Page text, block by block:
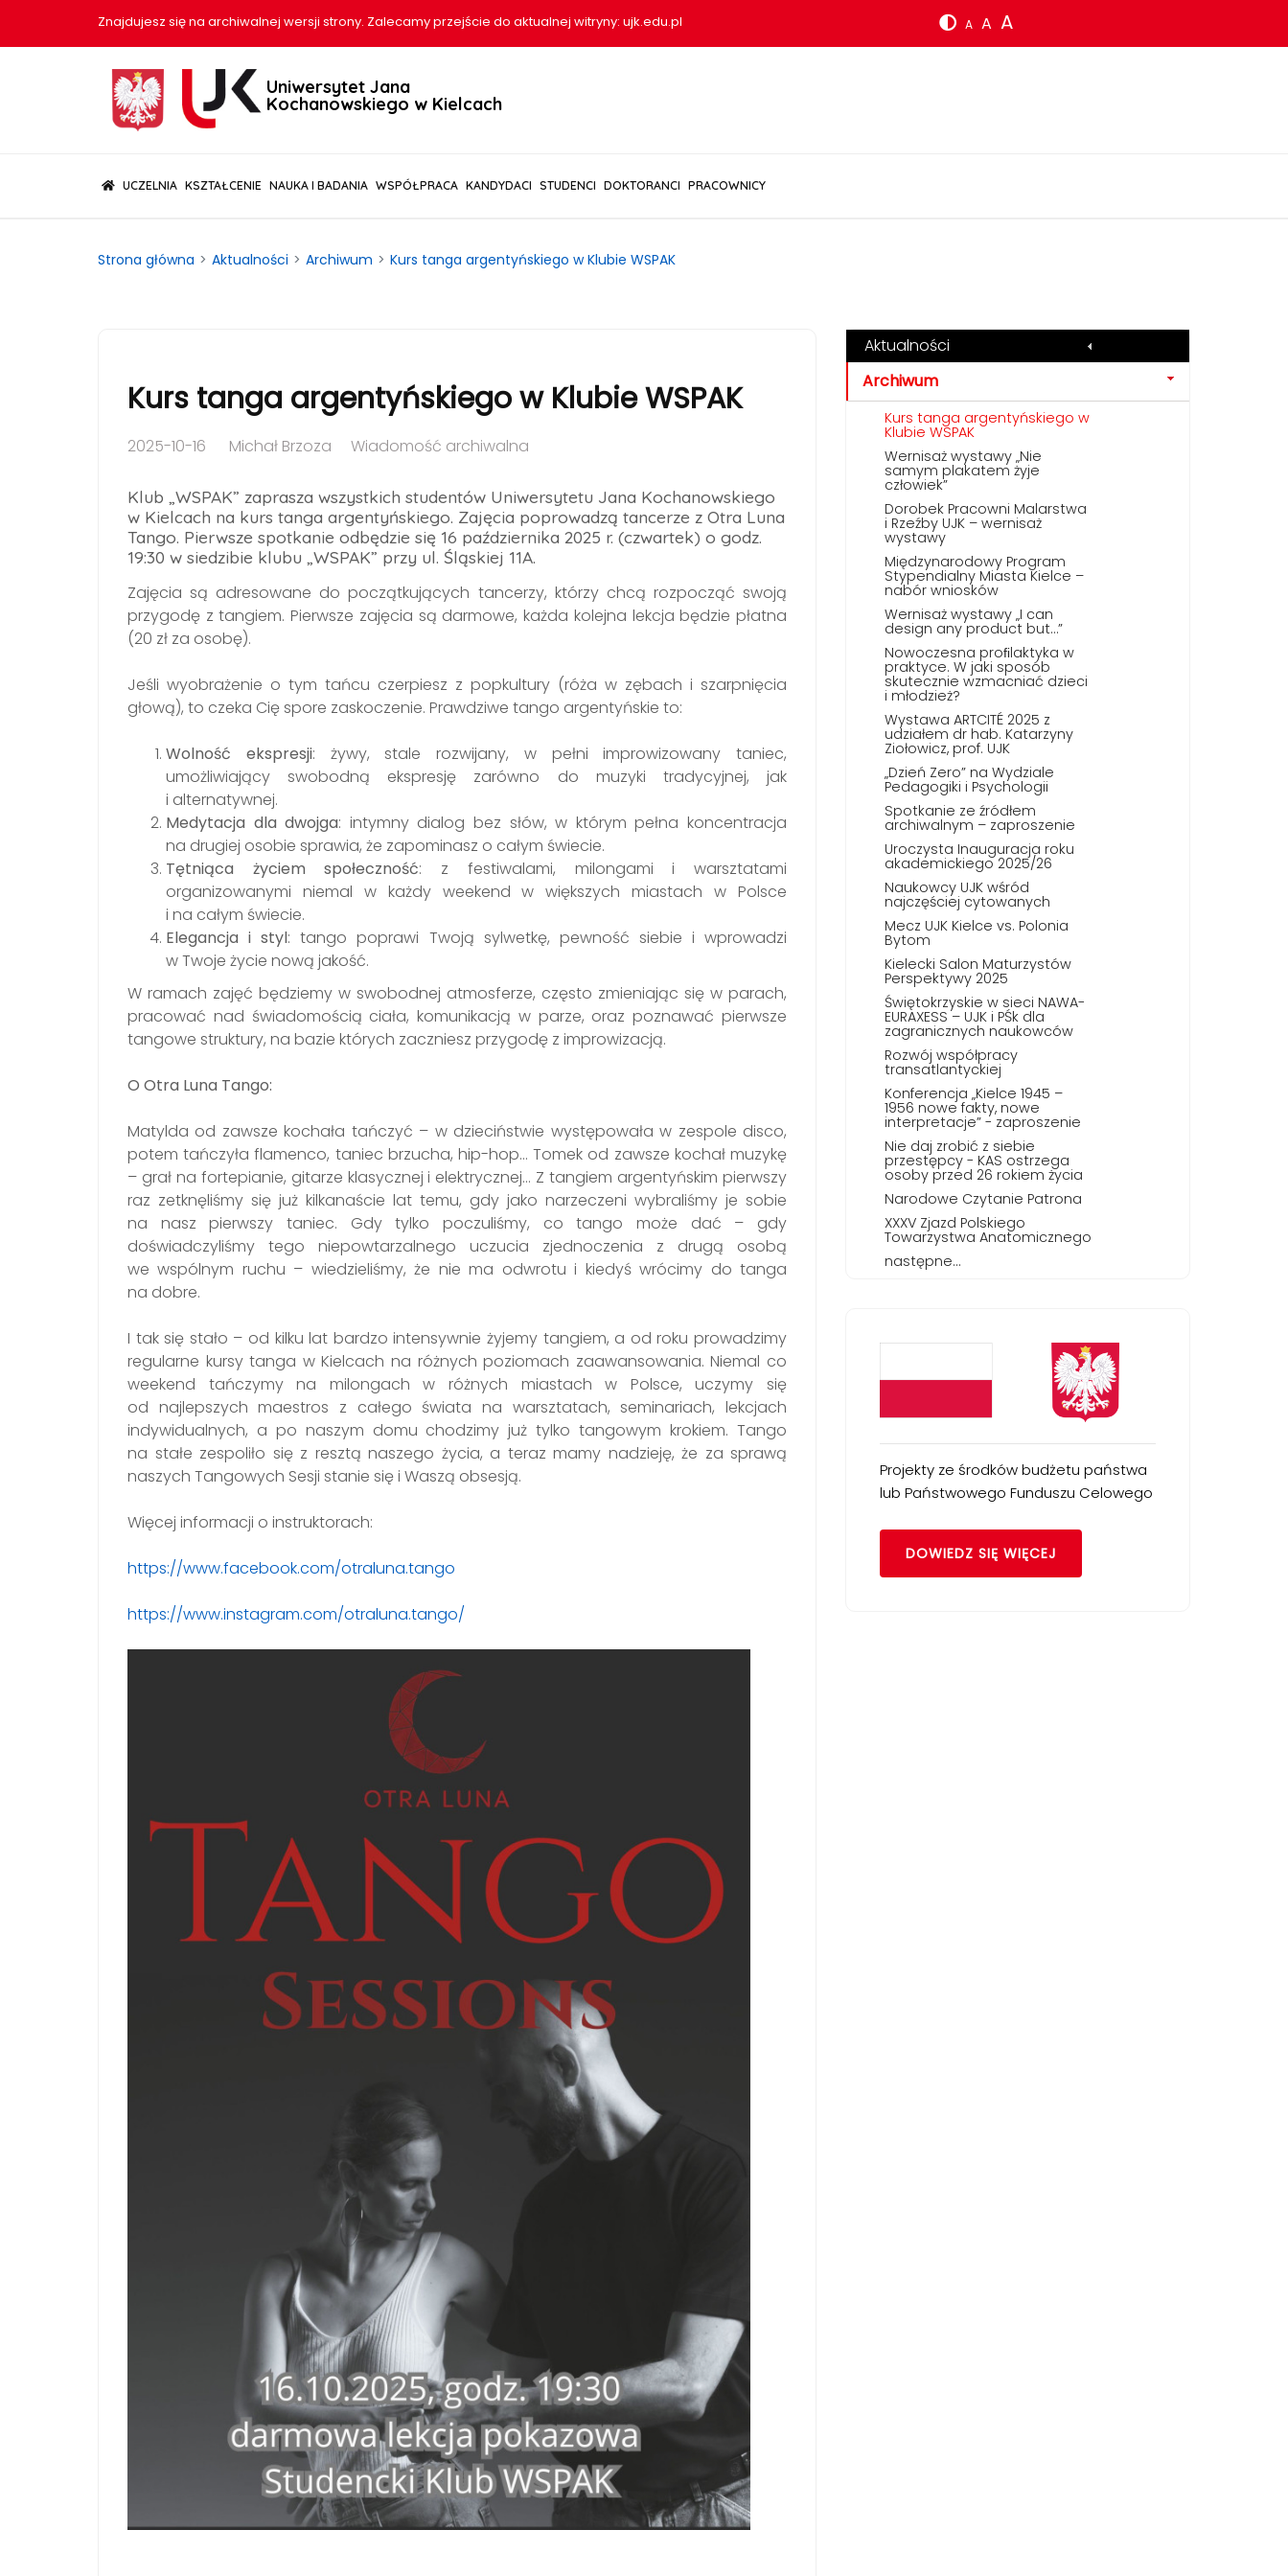
Znajdujesz się na archiwalnej wersji strony. Zalecamy przejście do aktualnej witryny: ujk.edu.pl A A A
Uniwersytet Jana
Kochanowskiego w Kielcach
(CURRENT)
UCZELNIA KSZTAŁCENIE NAUKA I BADANIA WSPÓŁPRACA KANDYDACI STUDENCI DOKTORANCI PRACOWNICY
Strona główna Aktualności Archiwum Kurs tanga argentyńskiego w Klubie WSPAK
Kurs tanga argentyńskiego w Klubie WSPAK
2025-10-16 Michał Brzoza Wiadomość archiwalna
Klub „WSPAK” zaprasza wszystkich studentów Uniwersytetu Jana Kochanowskiego
w Kielcach na kurs tanga argentyńskiego. Zajęcia poprowadzą tancerze z Otra Luna
Tango. Pierwsze spotkanie odbędzie się 16 października 2025 r. (czwartek) o godz.
19:30 w siedzibie klubu „WSPAK” przy ul. Śląskiej 11A.
Zajęcia są adresowane do początkujących tancerzy, którzy chcą rozpocząć swoją
przygodę z tangiem. Pierwsze zajęcia są darmowe, każda kolejna lekcja będzie płatna
(20 zł za osobę).
Jeśli wyobrażenie o tym tańcu czerpiesz z popkultury (róża w zębach i szarpnięcia
głową), to czeka Cię spore zaskoczenie. Prawdziwe tango argentyńskie to:
Wolność ekspresji: żywy, stale rozwijany, w pełni improwizowany taniec,
umożliwiający swobodną ekspresję zarówno do muzyki tradycyjnej, jak
i alternatywnej.
Medytacja dla dwojga: intymny dialog bez słów, w którym pełna koncentracja
na drugiej osobie sprawia, że zapominasz o całym świecie.
Tętniąca życiem społeczność: z festiwalami, milongami i warsztatami
organizowanymi niemal w każdy weekend w większych miastach w Polsce
i na całym świecie.
Elegancja i styl: tango poprawi Twoją sylwetkę, pewność siebie i wprowadzi
w Twoje życie nową jakość.
W ramach zajęć będziemy w swobodnej atmosferze, często zmieniając się w parach,
pracować nad świadomością ciała, komunikacją w parze, oraz poznawać pierwsze
tangowe struktury, na bazie których zaczniesz przygodę z improwizacją.
O Otra Luna Tango:
Matylda od zawsze kochała tańczyć – w dzieciństwie występowała w zespole disco,
potem tańczyła flamenco, taniec brzucha, hip-hop… Tomek od zawsze kochał muzykę
– grał na fortepianie, gitarze klasycznej i elektrycznej… Z tangiem argentyńskim pierwszy
raz zetknęliśmy się już kilkanaście lat temu, gdy jako narzeczeni wybraliśmy je sobie
na nasz pierwszy taniec. Gdy tylko poczuliśmy, co tango może dać – gdy
doświadczyliśmy tego niepowtarzalnego uczucia zjednoczenia z drugą osobą
we wspólnym ruchu – wiedzieliśmy, że nie ma odwrotu i kiedyś wrócimy do tanga
na dobre.
I tak się stało – od kilku lat bardzo intensywnie żyjemy tangiem, a od roku prowadzimy
regularne kursy tanga w Kielcach na różnych poziomach zaawansowania. Niemal co
weekend tańczymy na milongach w różnych miastach w Polsce, uczymy się
od najlepszych maestros z całego świata na warsztatach, seminariach, lekcjach
indywidualnych, a po naszym domu chodzimy już tylko tangowym krokiem. Tango
na stałe zespoliło się z resztą naszego życia, a teraz mamy nadzieję, że za sprawą
naszych Tangowych Sesji stanie się i Waszą obsesją.
Więcej informacji o instruktorach:
https://www.facebook.com/otraluna.tango
https://www.instagram.com/otraluna.tango/
Aktualności
Archiwum
Kurs tanga argentyńskiego w
Klubie WSPAK
Wernisaż wystawy „Nie
samym plakatem żyje
człowiek”
Dorobek Pracowni Malarstwa
i Rzeźby UJK – wernisaż
wystawy
Międzynarodowy Program
Stypendialny Miasta Kielce –
nabór wniosków
Wernisaż wystawy „I can
design any product but…”
Nowoczesna proﬁlaktyka w
praktyce. W jaki sposób
skutecznie wzmacniać dzieci
i młodzież?
Wystawa ARTCITÉ 2025 z
udziałem dr hab. Katarzyny
Ziołowicz, prof. UJK
„Dzień Zero” na Wydziale
Pedagogiki i Psychologii
Spotkanie ze źródłem
archiwalnym – zaproszenie
Uroczysta Inauguracja roku
akademickiego 2025/26
Naukowcy UJK wśród
najczęściej cytowanych
Mecz UJK Kielce vs. Polonia
Bytom
Kielecki Salon Maturzystów
Perspektywy 2025
Świętokrzyskie w sieci NAWA-
EURAXESS – UJK i PŚk dla
zagranicznych naukowców
Rozwój współpracy
transatlantyckiej
Konferencja „Kielce 1945 –
1956 nowe fakty, nowe
interpretacje” - zaproszenie
Nie daj zrobić z siebie
przestępcy - KAS ostrzega
osoby przed 26 rokiem życia
Narodowe Czytanie Patrona
XXXV Zjazd Polskiego
Towarzystwa Anatomicznego
następne...
Projekty ze środków budżetu państwa
lub Państwowego Funduszu Celowego
DOWIEDZ SIĘ WIĘCEJ